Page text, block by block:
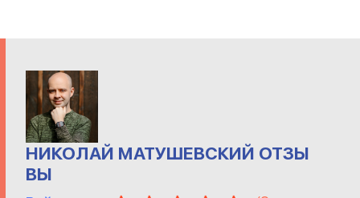
НИКОЛАЙ МАТУШЕВСКИЙ ОТЗЫ
ВЫ